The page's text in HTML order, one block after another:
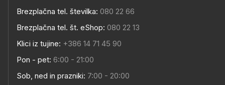
Brezplačna tel. številka: 080 22 66
Brezplačna tel. št. eShop: 080 22 13
Klici iz tujine: +386 14 71 45 90
Pon - pet: 6:00 - 21:00
Sob, ned in prazniki: 7:00 - 20:00